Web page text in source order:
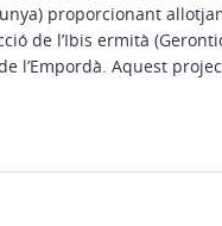
proporcionant
de l’Ibis ermità
l’Empordà. Aquest